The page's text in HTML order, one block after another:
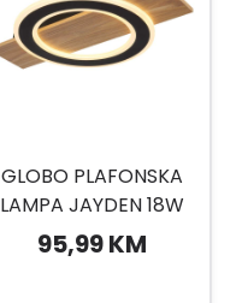
GLOBO PLAFONSKA
LAMPA JAYDEN 18W
95,99 KM